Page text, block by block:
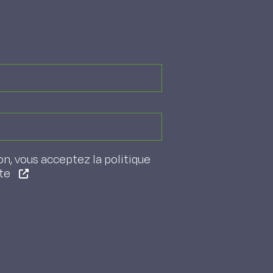
vous acceptez la politique